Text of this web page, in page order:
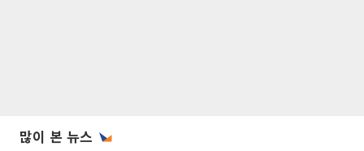
많이 본 뉴스